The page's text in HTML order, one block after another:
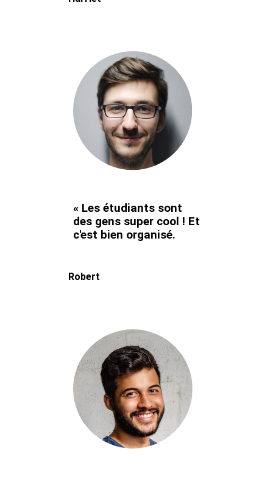
« Les étudiants sont
des gens super cool ! Et
c'est bien organisé.
Robert